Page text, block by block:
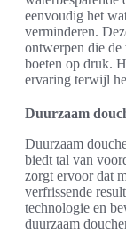
eenvoudig het
verminderen.
ontwerpen die de
boeten op druk.
ervaring terwijl
Duurzaam
Duurzaam
biedt tal van
zorgt ervoor dat
verfrissende
technologie en
duurzaam